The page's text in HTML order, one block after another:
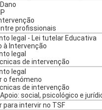
profissionais
legal - Lei tutelar Educativa
à Intervenção
legal
de intervenção
legal
o fenómeno
de intervenção
social, psicológico e
para intervir no TSF